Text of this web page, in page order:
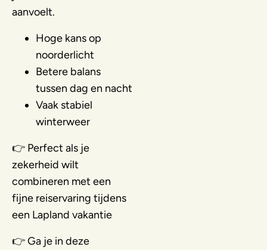
aanvoelt.
Hoge kans op
noorderlicht
Betere balans
tussen dag en nacht
Vaak stabiel
winterweer
👉 Perfect als je
zekerheid wilt
combineren met een
fijne reiservaring tijdens
een Lapland vakantie
👉 Ga je in deze